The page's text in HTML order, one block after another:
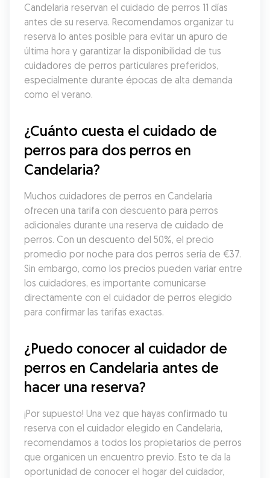
Candelaria reservan el cuidado de perros 11 días
antes de su reserva. Recomendamos organizar tu
reserva lo antes posible para evitar un apuro de
última hora y garantizar la disponibilidad de tus
cuidadores de perros particulares preferidos,
especialmente durante épocas de alta demanda
como el verano.
¿Cuánto cuesta el cuidado de
perros para dos perros en
Candelaria?
Muchos cuidadores de perros en Candelaria
ofrecen una tarifa con descuento para perros
adicionales durante una reserva de cuidado de
perros. Con un descuento del 50%, el precio
promedio por noche para dos perros sería de €37.
Sin embargo, como los precios pueden variar entre
los cuidadores, es importante comunicarse
directamente con el cuidador de perros elegido
para confirmar las tarifas exactas.
¿Puedo conocer al cuidador de
perros en Candelaria antes de
hacer una reserva?
¡Por supuesto! Una vez que hayas confirmado tu
reserva con el cuidador elegido en Candelaria,
recomendamos a todos los propietarios de perros
que organicen un encuentro previo. Esto te da la
oportunidad de conocer el hogar del cuidador,